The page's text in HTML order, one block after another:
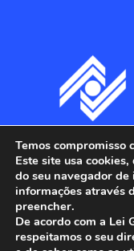
Temos compromisso
Este site usa
do seu navegador
informações através
preencher.
De acordo com a Lei
respeitamos o seu